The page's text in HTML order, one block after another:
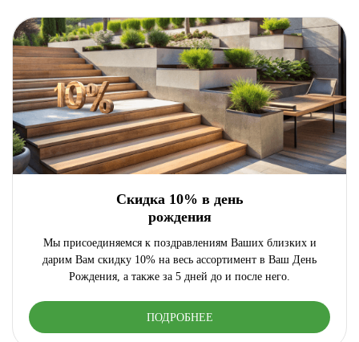
Скидка 10% в день
рождения
Мы присоединяемся к поздравлениям Ваших близких и
дарим Вам скидку 10% на весь ассортимент в Ваш День
Рождения, а также за 5 дней до и после него.
ПОДРОБНЕЕ